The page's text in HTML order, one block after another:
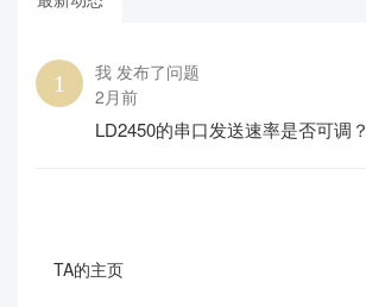
我 发布了问题
2月前
LD2450的串口发送速率是否可调？
TA的主页